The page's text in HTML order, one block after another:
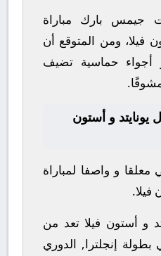
جيمس بارك مباراة
فيلا، ومن المتوقع أن
أجواء حماسية تضيف
يونايتد و أستون
و واصفا لمباراة
فيلا.
و أستون فيلا تعد من
إنجلترا, الدوري